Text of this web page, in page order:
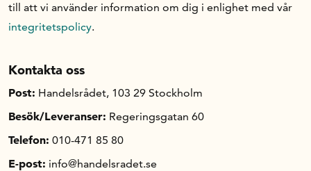
till att vi använder information om dig i enlighet med vår
integritetspolicy.
Kontakta oss
Post: Handelsrådet, 103 29 Stockholm
Besök/Leveranser: Regeringsgatan 60
Telefon: 010-471 85 80
E-post: info@handelsradet.se